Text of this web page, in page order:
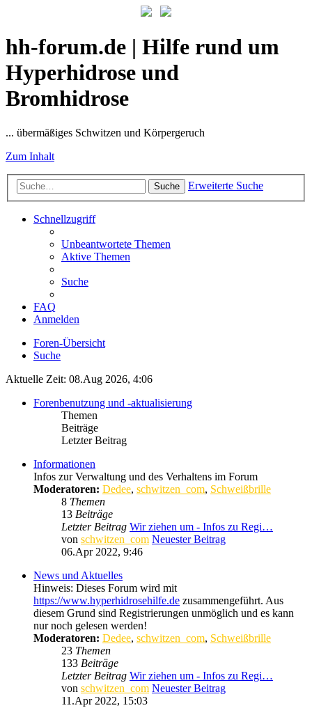
hh-forum.de | Hilfe rund um
Hyperhidrose und
Bromhidrose
... übermäßiges Schwitzen und Körpergeruch
Zum Inhalt
Suche Erweiterte Suche
Schnellzugriff
Unbeantwortete Themen
Aktive Themen
Suche
FAQ
Anmelden
Foren-Übersicht
Suche
Aktuelle Zeit: 08.Aug 2026, 4:06
Forenbenutzung und -aktualisierung
Themen
Beiträge
Letzter Beitrag
Informationen
Infos zur Verwaltung und des Verhaltens im Forum
Moderatoren: Dedee, schwitzen_com, Schweißbrille
8 Themen
13 Beiträge
Letzter Beitrag Wir ziehen um - Infos zu Regi…
von schwitzen_com Neuester Beitrag
06.Apr 2022, 9:46
News und Aktuelles
Hinweis: Dieses Forum wird mit
https://www.hyperhidrosehilfe.de zusammengeführt. Aus
diesem Grund sind Registrierungen unmöglich und es kann
nur noch gelesen werden!
Moderatoren: Dedee, schwitzen_com, Schweißbrille
23 Themen
133 Beiträge
Letzter Beitrag Wir ziehen um - Infos zu Regi…
von schwitzen_com Neuester Beitrag
11.Apr 2022, 15:03